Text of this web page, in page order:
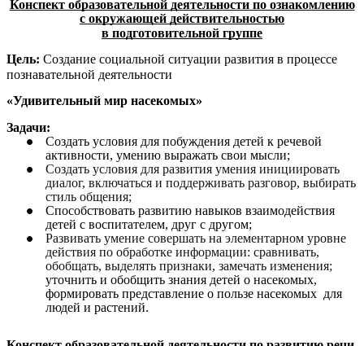
Конспект образовательной деятельности по ознакомлению
с окружающей действительностью
в подготовительной группе
Цель: Создание социальной ситуации развития в процессе
познавательной деятельности
«Удивительный мир насекомых»
Задачи:
Создать условия для побуждения детей к речевой
активности, умению выражать свои мысли;
Создать условия для развития умения инициировать
диалог, включаться и поддерживать разговор, выбирать
стиль общения;
Способствовать развитию навыков взаимодействия
детей с воспитателем, друг с другом;
Развивать умение совершать на элементарном уровне
действия по обработке информации: сравнивать,
обобщать, выделять признаки, замечать изменения;
уточнить и обобщить знания детей о насекомых,
формировать представление о пользе насекомых для
людей и растений.